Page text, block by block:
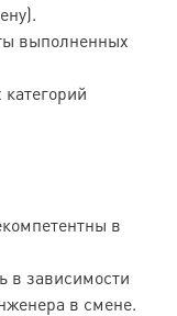
выполненных
в
в зависимости
в смене.